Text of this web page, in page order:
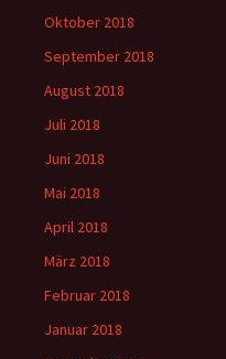
Oktober 2018
September 2018
August 2018
Juli 2018
Juni 2018
Mai 2018
April 2018
März 2018
Februar 2018
Januar 2018